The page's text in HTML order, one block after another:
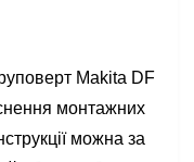
Makita DF
монтажних
можна за